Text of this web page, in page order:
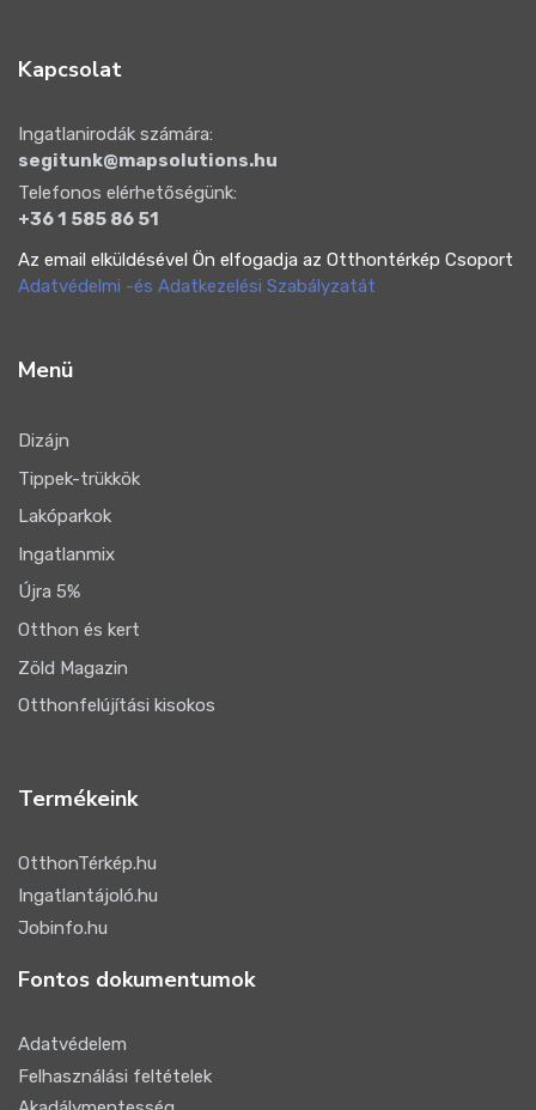
Kapcsolat
Ingatlanirodák számára:
segitunk@mapsolutions.hu
Telefonos elérhetőségünk:
+36 1 585 86 51
Az email elküldésével Ön elfogadja az Otthontérkép Csoport
Adatvédelmi -és Adatkezelési Szabályzatát
Menü
Dizájn
Tippek-trükkök
Lakóparkok
Ingatlanmix
Újra 5%
Otthon és kert
Zöld Magazin
Otthonfelújítási kisokos
Termékeink
OtthonTérkép.hu
Ingatlantájoló.hu
Jobinfo.hu
Fontos dokumentumok
Adatvédelem
Felhasználási feltételek